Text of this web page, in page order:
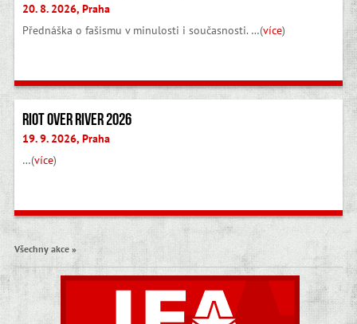
20. 8. 2026, Praha
Přednáška o fašismu v minulosti i současnosti. …(více)
Riot Over River 2026
19. 9. 2026, Praha
…(více)
Všechny akce »